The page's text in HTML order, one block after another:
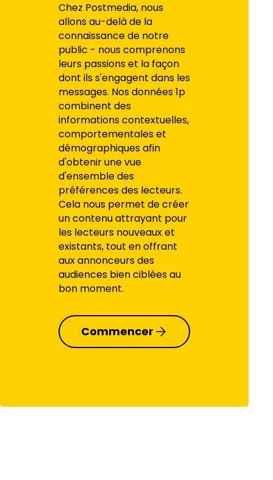
Chez Postmedia, nous
allons au-delà de la
connaissance de notre
public - nous comprenons
leurs passions et la façon
dont ils s'engagent dans les
messages. Nos données 1p
combinent des
informations contextuelles,
comportementales et
démographiques afin
d'obtenir une vue
d'ensemble des
préférences des lecteurs.
Cela nous permet de créer
un contenu attrayant pour
les lecteurs nouveaux et
existants, tout en offrant
aux annonceurs des
audiences bien ciblées au
bon moment.
Commencer